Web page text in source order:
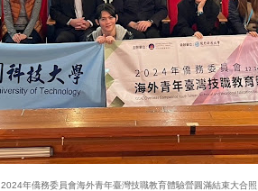
2024年僑務委員會海外青年臺灣技職教育體驗營圓滿結束大合照